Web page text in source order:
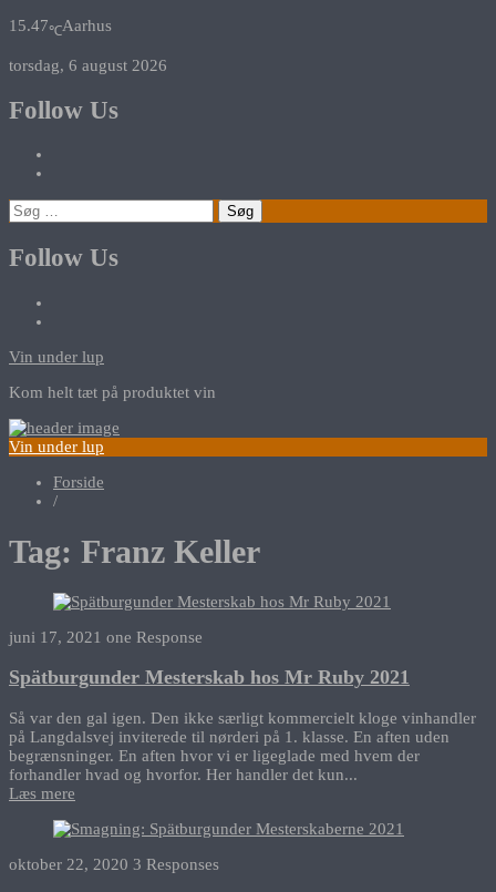
15.47℃Aarhus
torsdag, 6 august 2026
Follow Us
Søg
efter:
Follow Us
Vin under lup
Kom helt tæt på produktet vin
Vin under lup
Forside
/
Tag: Franz Keller
juni 17, 2021 one Response
Spätburgunder Mesterskab hos Mr Ruby 2021
Så var den gal igen. Den ikke særligt kommercielt kloge vinhandler
på Langdalsvej inviterede til nørderi på 1. klasse. En aften uden
begrænsninger. En aften hvor vi er ligeglade med hvem der
forhandler hvad og hvorfor. Her handler det kun...
Læs mere
oktober 22, 2020 3 Responses